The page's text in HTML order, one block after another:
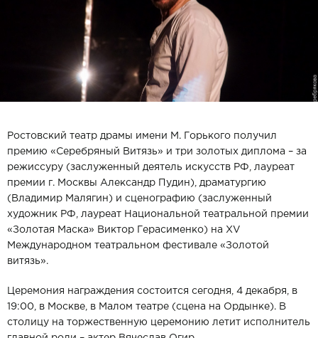
Ростовский театр драмы имени М. Горького получил
премию «Серебряный Витязь» и три золотых диплома – за
режиссуру (заслуженный деятель искусств РФ, лауреат
премии г. Москвы Александр Пудин), драматургию
(Владимир Малягин) и сценографию (заслуженный
художник РФ, лауреат Национальной театральной премии
«Золотая Маска» Виктор Герасименко) на XV
Международном театральном фестивале «Золотой
витязь».
Церемония награждения состоится сегодня, 4 декабря, в
19:00, в Москве, в Малом театре (сцена на Ордынке). В
столицу на торжественную церемонию летит исполнитель